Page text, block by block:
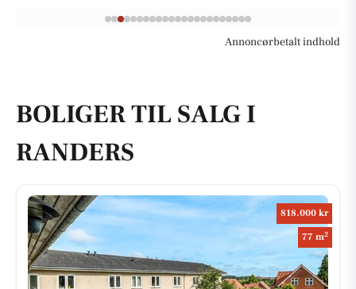
Annoncørbetalt indhold
BOLIGER TIL SALG I
RANDERS
818.000 kr
77 m2